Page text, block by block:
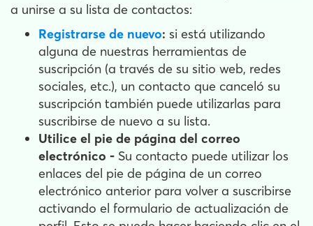
a unirse a su lista de contactos:
Registrarse de nuevo: si está utilizando
alguna de nuestras herramientas de
suscripción (a través de su sitio web, redes
sociales, etc.), un contacto que canceló su
suscripción también puede utilizarlas para
suscribirse de nuevo a su lista.
Utilice el pie de página del correo
electrónico - Su contacto puede utilizar los
enlaces del pie de página de un correo
electrónico anterior para volver a suscribirse
activando el formulario de actualización de